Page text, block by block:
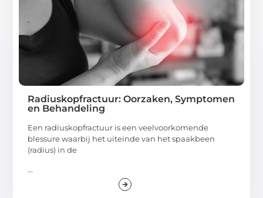
Radiuskopfractuur: Oorzaken, Symptomen
en Behandeling
Een radiuskopfractuur is een veelvoorkomende
blessure waarbij het uiteinde van het spaakbeen
(radius) in de
...